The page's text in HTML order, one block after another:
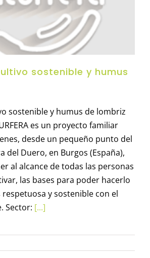
sostenible y humus
sostenible y humus de lombriz
es un proyecto familiar
desde un pequeño punto del
del Duero, en Burgos (España),
al alcance de todas las personas
las bases para poder hacerlo
y sostenible con el
Sector: [...]